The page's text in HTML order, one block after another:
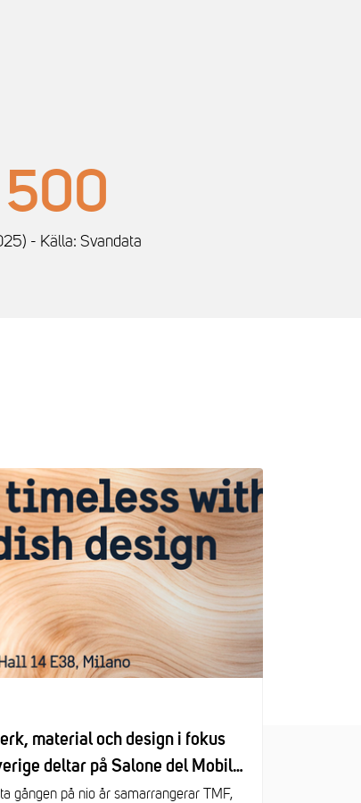
- Källa: Svandata
material och design i fokus
deltar på Salone del Mobile
gången på nio år samarrangerar TMF,